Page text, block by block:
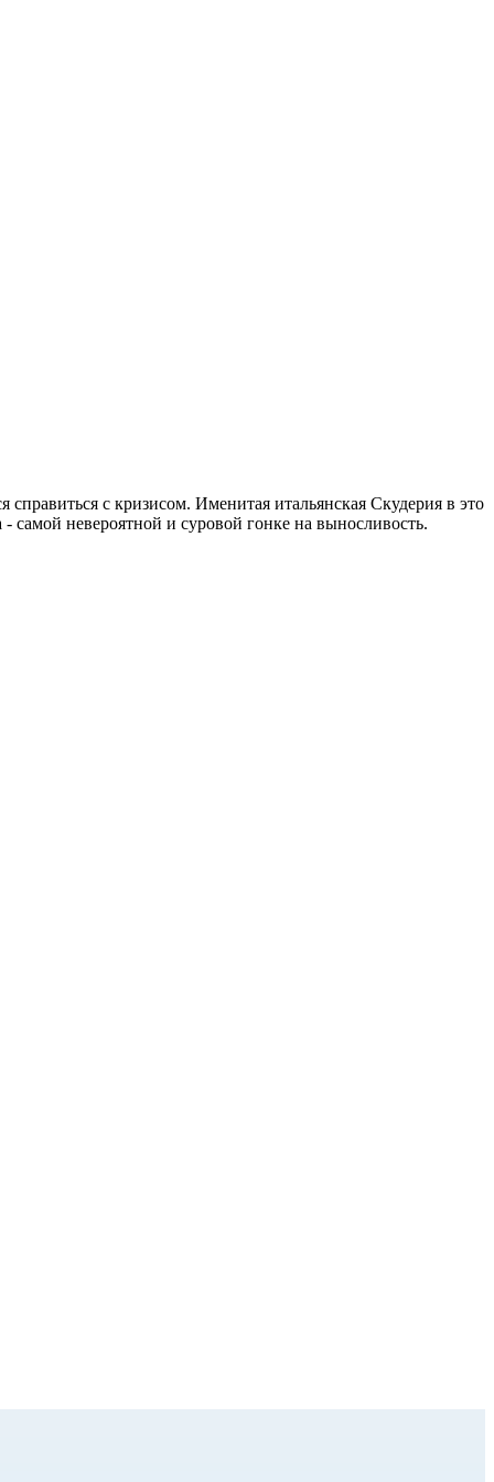
с кризисом. Именитая итальянская Скудерия в это
невероятной и суровой гонке на выносливость.